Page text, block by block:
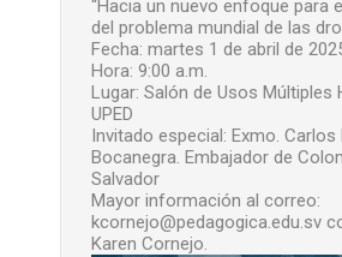
“Hacia un nuevo enfoque para
del problema mundial de las
Fecha: martes 1 de abril de
Hora: 9:00 a.m.
Lugar: Salón de Usos Múltiples
UPED
Invitado especial: Exmo. Carlos
Bocanegra. Embajador de
Salvador
Mayor información al correo:
kcornejo@pedagogica.edu.sv
Karen Cornejo.